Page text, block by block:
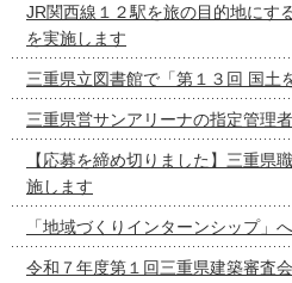
JR関西線１２駅を旅の目的地にす
を実施します
三重県立図書館で「第１３回 国土
三重県営サンアリーナの指定管理
【応募を締め切りました】三重県
施します
「地域づくりインターンシップ」
令和７年度第１回三重県建築審査